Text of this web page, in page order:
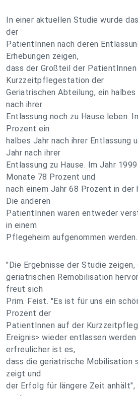
In einer aktuellen Studie wurde
der
PatientInnen nach deren
Erhebungen zeigen,
dass der Großteil der
Kurzzeitpflegestation der
Geriatrischen Abteilung, ein halbes
nach ihrer
Entlassung noch zu Hause leben.
Prozent ein
halbes Jahr nach ihrer Entlassung
Jahr nach ihrer
Entlassung zu Hause. Im Jahr
Monate 78 Prozent und
nach einem Jahr 68 Prozent in der
Die anderen
PatientInnen waren entweder
in einem
Pflegeheim aufgenommen werden.
"Die Ergebnisse der Studie
geriatrischen Remobilisation
freut sich
Prim. Feist. "Es ist für uns ein
Prozent der
PatientInnen auf der
Ereignis> wieder entlassen werden
erfreulicher ist es,
dass die geriatrische Mobilisation
zeigt und
der Erfolg für längere Zeit anhält",